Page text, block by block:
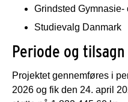
Grindsted
Studievalg Danmark
Periode og tilsagn
Projektet gennemføres i
2026 og fik den 24. april